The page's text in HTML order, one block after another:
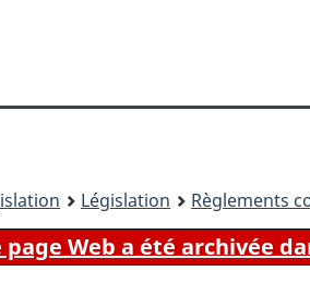
principal
À
site
version
Législation Règlements
page Web a été archivée